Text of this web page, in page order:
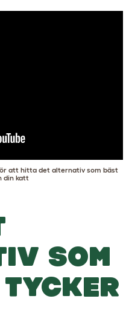
att hitta det alternativ som bäst
din katt
SOM